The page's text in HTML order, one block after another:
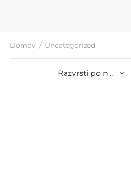
Domov / Uncategorized